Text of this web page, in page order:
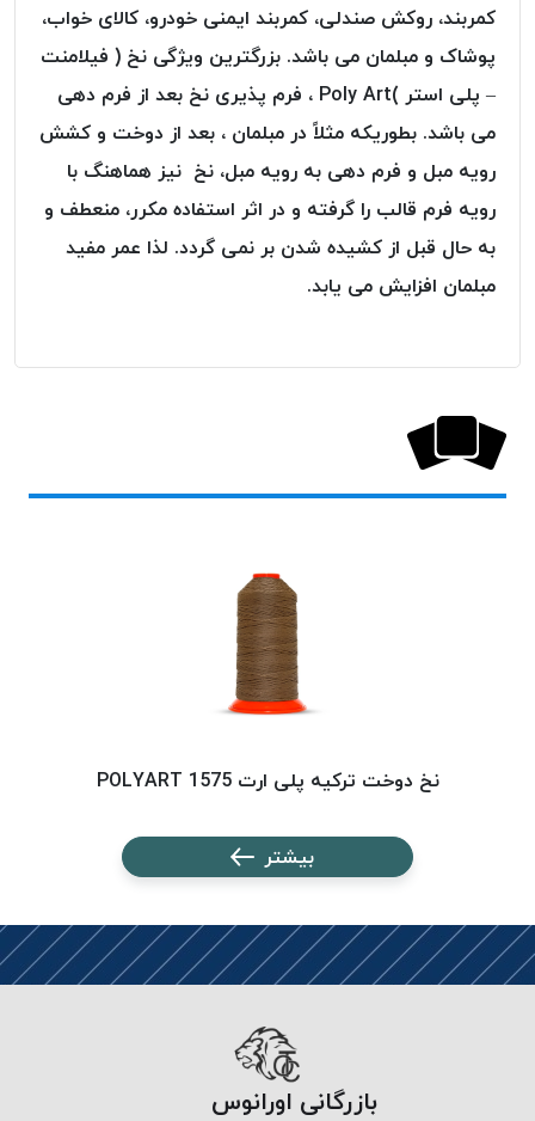
پلاس
PPLUS
نخ
توری
پلیسه
بتا
KORD
BETA
دوک
پایین
OMEGA
VENTO
نسوز
Aramid
&
Aramid
کمربند، روکش صندلی، کمربند ایمنی خودرو، کالای خواب،
پوشاک و مبلمان می باشد. بزرگترین ویژگی نخ ( فیلامنت
– پلی استر )Poly Art ، فرم پذیری نخ بعد از فرم دهی
می باشد. بطوریکه مثلاً در مبلمان ، بعد از دوخت و کشش
رویه مبل و فرم دهی به رویه مبل، نخ نیز هماهنگ با
رویه فرم قالب را گرفته و در اثر استفاده مکرر، منعطف و
به حال قبل از کشیده شدن بر نمی گردد. لذا عمر مفید
مبلمان افزایش می یابد.
نخ دوخت ترکیه پلی ارت 1575 POLYART
بیشتر
بازرگانی اورانوس